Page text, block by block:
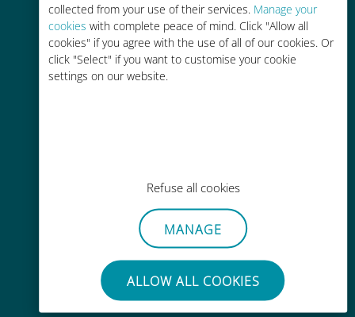
collected from your use of their services. Manage your
cookies with complete peace of mind. Click "Allow all
cookies" if you agree with the use of all of our cookies. Or
click "Select" if you want to customise your cookie
settings on our website.
Refuse all cookies
MANAGE
ALLOW ALL COOKIES
かんたん追加購入
Wi-Fiやデータ残量がなくても、
手間いらず
使用中のSIMカードを抜き差しする
必要はありません